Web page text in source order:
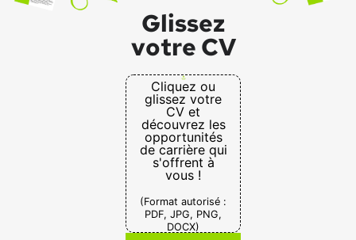
Glissez
votre CV
Cliquez ou
glissez votre
CV et
découvrez les
opportunités
de carrière qui
s'offrent à
vous !
(Format autorisé :
PDF, JPG, PNG,
DOCX)